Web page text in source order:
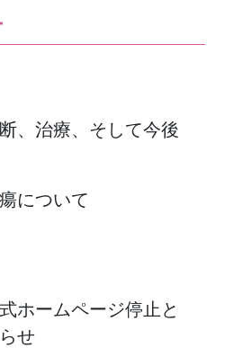
、治療、そして今後
について
ホームページ停止と
せ